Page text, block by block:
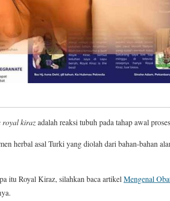
royal kirazadalah reaksi tubuh pada tahap awal
herbal asal Turki yang diolah dari bahan-bahan
itu Royal Kiraz, silahkan baca artikel Mengenal